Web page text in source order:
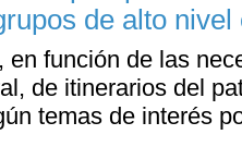
de alto nivel
en función de las
de itinerarios del
temas de interés